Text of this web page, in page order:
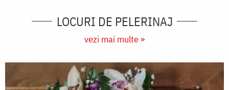
LOCURI DE PELERINAJ
vezi mai multe »